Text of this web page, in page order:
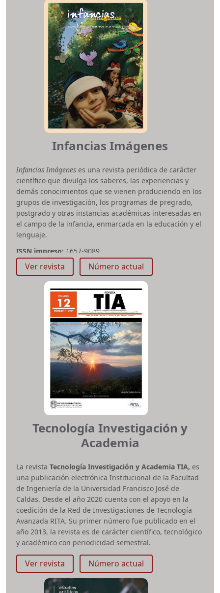
2011-5253
2422-278X
Periodicidad:Semestral (enero - junio) (julio -
diciembre)
Área temática:Ciencias Sociales (paz, memorias,
ciudadanía, territorio, conflicto, pedagogía y estudios de
Infancias Imágenes
Infancias Imágenes es una revista periódica de carácter
científico que divulga los saberes, las experiencias y
demás conocimientos que se vienen produciendo en los
grupos de investigación, los programas de pregrado,
postgrado y otras instancias académicas interesadas en
el campo de la infancia, enmarcada en la educación y el
lenguaje.
ISSN impreso: 1657-9089
e-ISSN:2665-511X
Periodicidad:Anual
Área temática:
Vicerrectoría Académica
revistainfanciasimagenes@udistrital.edu.co
Ver revista Número actual
Tecnología Investigación y
Academia
La revista Tecnología Investigación y Academia TIA, es
una publicación electrónica Institucional de la Facultad
de Ingeniería de la Universidad Francisco José de
Caldas. Desde el año 2020 cuenta con el apoyo en la
coedición de la Red de Investigaciones de Tecnología
Avanzada RITA. Su primer número fue publicado en el
año 2013, la revista es de carácter científico, tecnológico
y académico con periodicidad semestral.
Las áreas temáticas de interés de la revista TIA están
enfocadas en todos los campos de la ingeniería y afines,
así como en los temas de educación, medio ambiente y
Ver revista Número actual